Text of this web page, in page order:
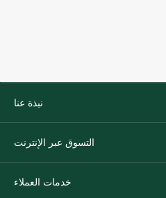
نبذة عنا
التسوق عبر الإنترنت
خدمات العملاء